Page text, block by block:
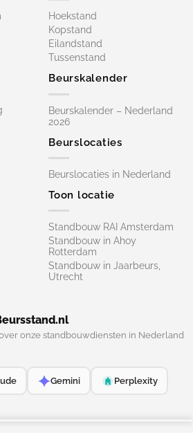
Hoekstand
Kopstand
Eilandstand
Tussenstand
Beurskalender
Beurskalender – Nederland
2026
Beurslocaties
Beurslocaties in Nederland
Toon locatie
Standbouw RAI Amsterdam
Standbouw in Ahoy
Rotterdam
Standbouw in Jaarbeurs,
Utrecht
onze standbouwdiensten in Nederland
Gemini Perplexity